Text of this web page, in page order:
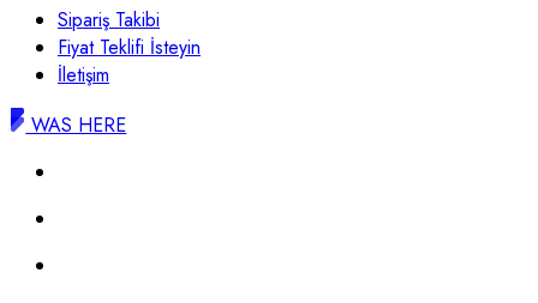
Sipariş Takibi
Fiyat Teklifi İsteyin
İletişim
WAS HERE